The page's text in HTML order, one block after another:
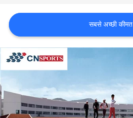
उद्धरण
अनुरोध
करें
साइटमैप
सबसे अच्छी कीमत